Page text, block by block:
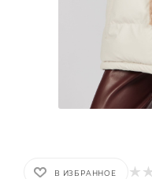
В ИЗБРАННОЕ